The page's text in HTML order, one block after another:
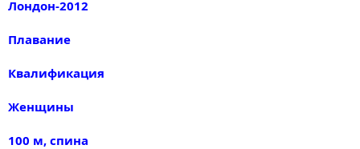
Лондон-2012
Плавание
Квалификация
Женщины
100 м, спина